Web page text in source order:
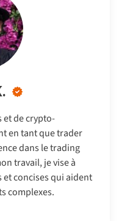
et de crypto-
en tant que trader
dans le trading
travail, je vise à
concises qui aident
complexes.